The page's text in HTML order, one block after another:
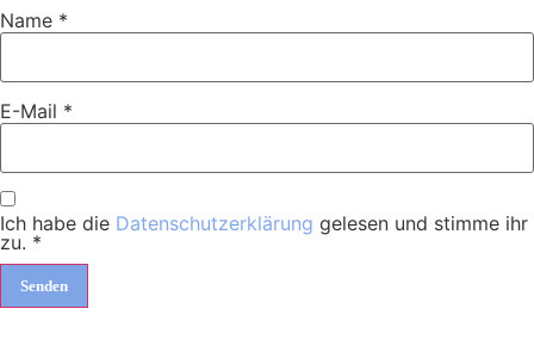
Name *
E-Mail *
Ich habe die Datenschutzerklärung gelesen und stimme ihr
zu. *